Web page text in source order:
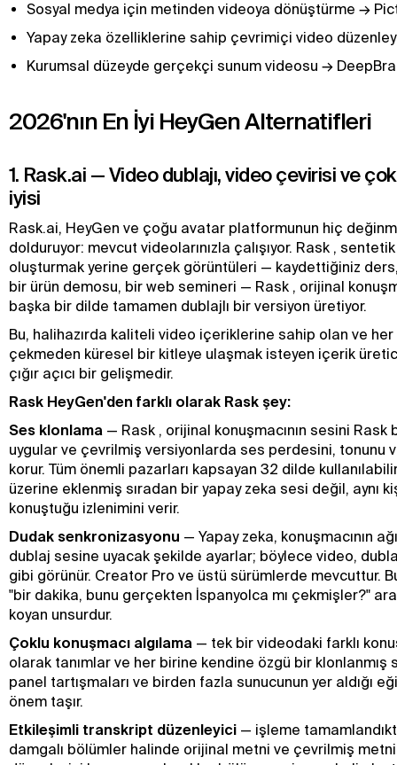
Sosyal medya için metinden videoya dönüştürme →
Yapay zeka özelliklerine sahip çevrimiçi video
Kurumsal düzeyde gerçekçi sunum videosu →
2026'nın En İyi HeyGen Alternatifleri
1. Rask.ai — Video dublajı, video çevirisi ve
iyisi
Rask.ai, HeyGen ve çoğu avatar platformunun hiç
dolduruyor: mevcut videolarınızla çalışıyor. Rask ,
oluşturmak yerine gerçek görüntüleri — kaydettiğiniz
bir ürün demosu, bir web semineri — Rask , orijinal
başka bir dilde tamamen dublajlı bir versiyon üretiyor.
Bu, halihazırda kaliteli video içeriklerine sahip olan ve her
çekmeden küresel bir kitleye ulaşmak isteyen içerik
çığır açıcı bir gelişmedir.
Rask HeyGen'den farklı olarak Rask şey:
Ses klonlama — Rask , orijinal konuşmacının sesini Rask
uygular ve çevrilmiş versiyonlarda ses perdesini, tonunu
korur. Tüm önemli pazarları kapsayan 32 dilde
üzerine eklenmiş sıradan bir yapay zeka sesi değil, aynı
konuştuğu izlenimini verir.
Dudak senkronizasyonu — Yapay zeka, konuşmacının
dublaj sesine uyacak şekilde ayarlar; böylece video,
gibi görünür. Creator Pro ve üstü sürümlerde mevcuttur.
"bir dakika, bunu gerçekten İspanyolca mı çekmişler?"
koyan unsurdur.
Çoklu konuşmacı algılama — tek bir videodaki farklı
olarak tanımlar ve her birine kendine özgü bir klonlanmış
panel tartışmaları ve birden fazla sunucunun yer aldığı
önem taşır.
Etkileşimli transkript düzenleyici — işleme
damgalı bölümler halinde orijinal metni ve çevrilmiş